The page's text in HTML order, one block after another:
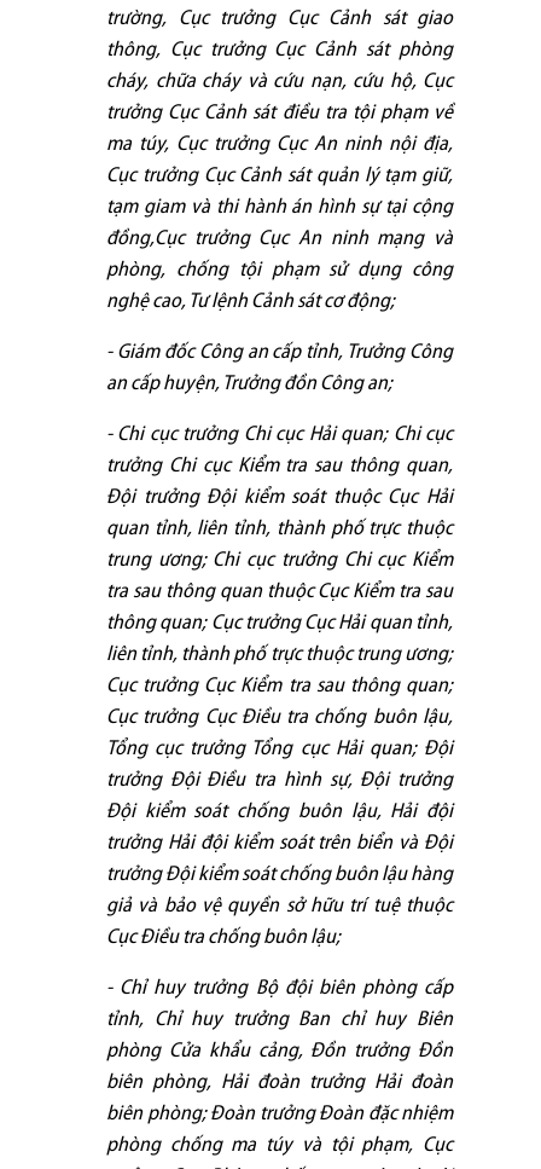
trường, Cục trưởng Cục Cảnh sát giao
thông, Cục trưởng Cục Cảnh sát phòng
cháy, chữa cháy và cứu nạn, cứu hộ, Cục
trưởng Cục Cảnh sát điều tra tội phạm về
ma túy, Cục trưởng Cục An ninh nội địa,
Cục trưởng Cục Cảnh sát quản lý tạm giữ,
tạm giam và thi hành án hình sự tại cộng
đồng,Cục trưởng Cục An ninh mạng và
phòng, chống tội phạm sử dụng công
nghệ cao, Tư lệnh Cảnh sát cơ động;
- Giám đốc Công an cấp tỉnh, Trưởng Công
an cấp huyện, Trưởng đồn Công an;
- Chi cục trưởng Chi cục Hải quan; Chi cục
trưởng Chi cục Kiểm tra sau thông quan,
Đội trưởng Đội kiểm soát thuộc Cục Hải
quan tỉnh, liên tỉnh, thành phố trực thuộc
trung ương; Chi cục trưởng Chi cục Kiểm
tra sau thông quan thuộc Cục Kiểm tra sau
thông quan; Cục trưởng Cục Hải quan tỉnh,
liên tỉnh, thành phố trực thuộc trung ương;
Cục trưởng Cục Kiểm tra sau thông quan;
Cục trưởng Cục Điều tra chống buôn lậu,
Tổng cục trưởng Tổng cục Hải quan; Đội
trưởng Đội Điều tra hình sự, Đội trưởng
Đội kiểm soát chống buôn lậu, Hải đội
trưởng Hải đội kiểm soát trên biển và Đội
trưởng Đội kiểm soát chống buôn lậu hàng
giả và bảo vệ quyền sở hữu trí tuệ thuộc
Cục Điều tra chống buôn lậu;
- Chỉ huy trưởng Bộ đội biên phòng cấp
tỉnh, Chỉ huy trưởng Ban chỉ huy Biên
phòng Cửa khẩu cảng, Đồn trưởng Đồn
biên phòng, Hải đoàn trưởng Hải đoàn
biên phòng; Đoàn trưởng Đoàn đặc nhiệm
phòng chống ma túy và tội phạm, Cục